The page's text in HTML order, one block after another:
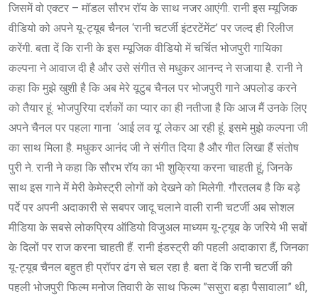
जिसमें वो एक्टर – मॉडल सौरभ रॉय के साथ नजर आएंगी. रानी इस म्यूजिक
वीडियो को अपने यू-ट्यूब चैनल ‘रानी चटर्जी इंटरटेंमेंट’ पर जल्द ही रिलीज
करेंगी. बता दें कि रानी के इस म्यूजिक वीडियो में चर्चित भोजपुरी गायिका
कल्पना ने आवाज दी है और उसे संगीत से मधुकर आनन्द ने सजाया है. रानी ने
कहा कि मुझे खुशी है कि अब मेरे यूटुब चैनल पर भोजपुरी गाने अपलोड करने
को तैयार हूं. भोजपुरिया दर्शकों का प्यार का ही नतीजा है कि आज मैं उनके लिए
अपने चैनल पर पहला गाना ‘आई लव यू’ लेकर आ रही हूं. इसमे मुझे कल्पना जी
का साथ मिला है. मधुकर आनंद जी ने संगीत दिया है और गीत लिखा हैं संतोष
पुरी ने. रानी ने कहा कि सौरभ रॉय का भी शुक्रिया करना चाहती हूं, जिनके
साथ इस गाने में मेरी केमेस्ट्री लोगों को देखने को मिलेगी. गौरतलब है कि बड़े
पर्दे पर अपनी अदाकारी से सबपर जादू चलाने वाली रानी चटर्जी अब सोशल
मीडिया के सबसे लोकप्रिय ऑडियो विजुअल माध्यम यू-ट्यूब के जरिये भी सबों
के दिलों पर राज करना चाहती हैं. रानी इंडस्ट्री की पहली अदाकारा हैं, जिनका
यू-ट्यूब चैनल बहुत ही प्रॉपर ढंग से चल रहा है. बता दें कि रानी चटर्जी की
पहली भोजपुरी फिल्म मनोज तिवारी के साथ फिल्म ”ससुरा बड़ा पैसावाला” थी,